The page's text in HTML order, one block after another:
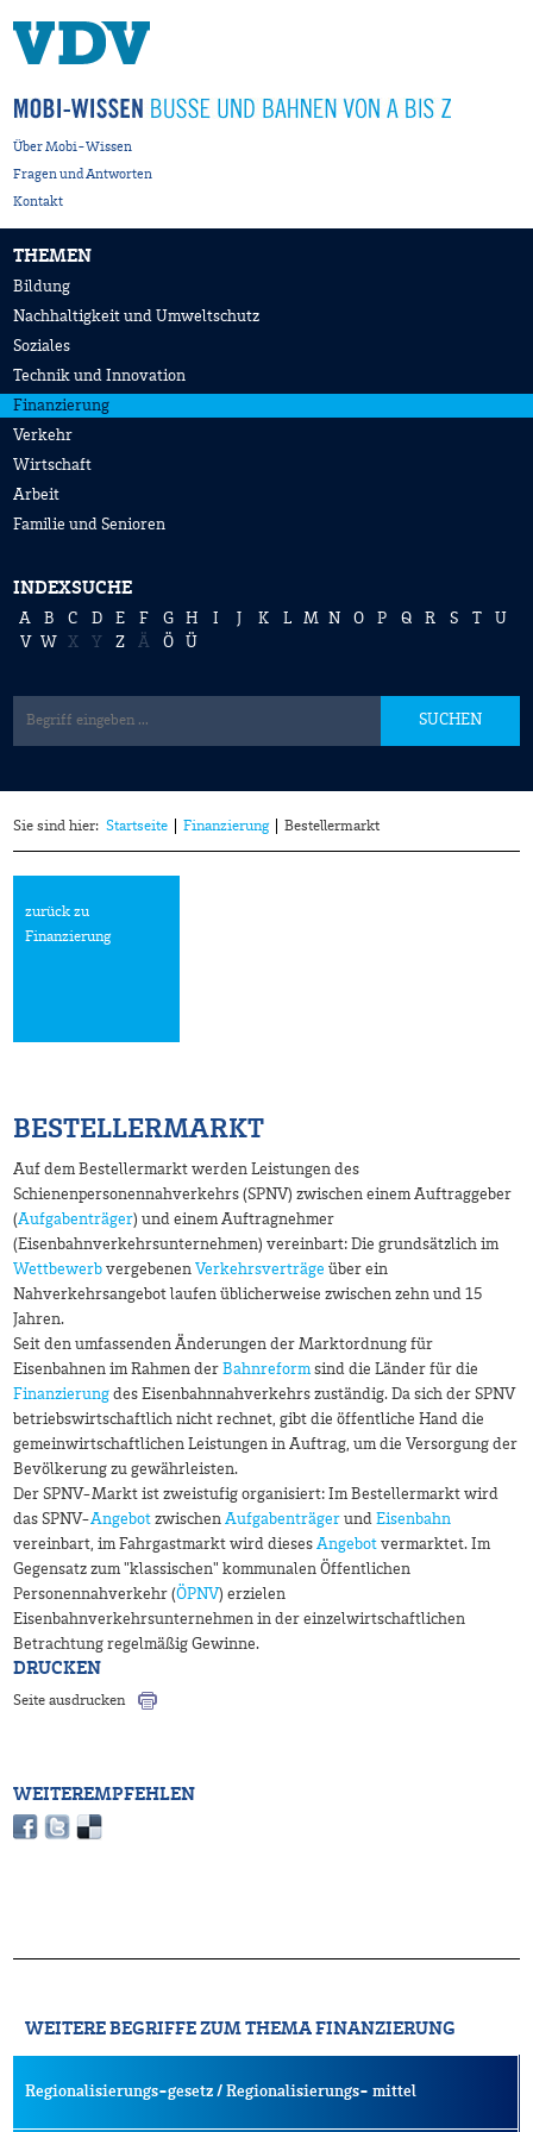
Über Mobi-Wissen
Fragen und Antworten
Kontakt
THEMEN
Bildung
Nachhaltigkeit und Umweltschutz
Soziales
Technik und Innovation
Finanzierung
Verkehr
Wirtschaft
Arbeit
Familie und Senioren
INDEXSUCHE
A B C D E F G H I K L M N O P Q R S T
U
V
W X Y Z Ä Ö Ü
SUCHEN
Sie sind hier: Startseite Finanzierung Bestellermarkt
zurück zu
Finanzierung
BESTELLERMARKT
Auf dem Bestellermarkt werden Leistungen des
Schienenpersonennahverkehrs (SPNV) zwischen einem Auftraggeber
(Aufgabenträger) und einem Auftragnehmer
(Eisenbahnverkehrsunternehmen) vereinbart: Die grundsätzlich im
Wettbewerb vergebenen Verkehrsverträge über ein
Nahverkehrsangebot laufen üblicherweise zwischen zehn und 15
Jahren.
Seit den umfassenden Änderungen der Marktordnung für
Eisenbahnen im Rahmen der Bahnreform sind die Länder für die
Finanzierung des Eisenbahnnahverkehrs zuständig. Da sich der SPNV
betriebswirtschaftlich nicht rechnet, gibt die öffentliche Hand die
gemeinwirtschaftlichen Leistungen in Auftrag, um die Versorgung der
Bevölkerung zu gewährleisten.
Der SPNV-Markt ist zweistufig organisiert: Im Bestellermarkt wird
das SPNV-Angebot zwischen Aufgabenträger und Eisenbahn
vereinbart, im Fahrgastmarkt wird dieses Angebot vermarktet. Im
Gegensatz zum "klassischen" kommunalen Öffentlichen
Personennahverkehr (ÖPNV) erzielen
Eisenbahnverkehrsunternehmen in der einzelwirtschaftlichen
Betrachtung regelmäßig Gewinne.
DRUCKEN
Seite ausdrucken
WEITEREMPFEHLEN
WEITERE BEGRIFFE ZUM THEMA FINANZIERUNG
Regionalisierungs-gesetz / Regionalisierungs- mittel